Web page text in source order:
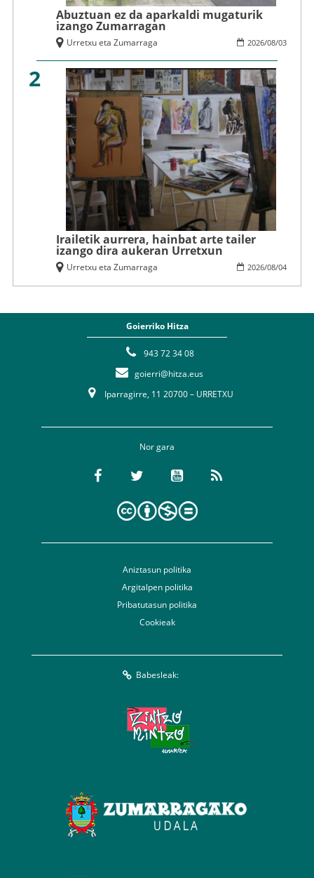
Abuztuan ez da aparkaldi mugaturik
izango Zumarragan
2026/08/03
Urretxu eta Zumarraga
2
Irailetik aurrera, hainbat arte tailer
izango dira aukeran Urretxun
2026/08/04
Urretxu eta Zumarraga
Goierriko Hitza
943 72 34 08
goierri@hitza.eus
Iparragirre, 11 20700 – URRETXU
Nor gara
Aniztasun politika
Argitalpen politika
Pribatutasun politika
Cookieak
Babesleak: